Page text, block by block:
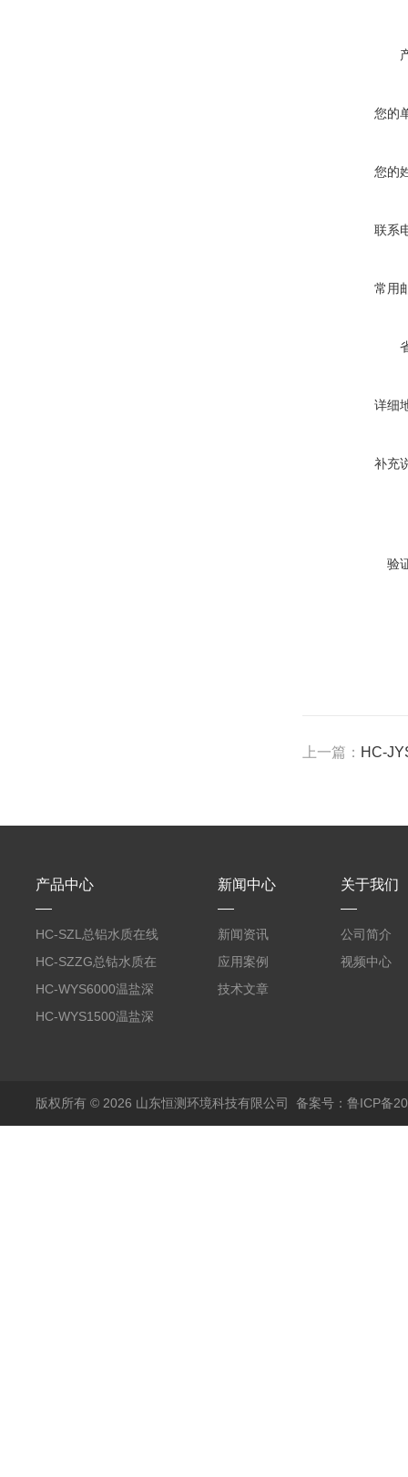
您的
您的
联系
常用
详细
补充
验
上一篇： HC-
产品中心
HC-SZL总铝水质在线
分析仪
HC-SZZG总钴水质在
线分析仪
HC-WYS6000温盐深
分析仪
HC-WYS1500温盐深
新闻中心
新闻资讯
应用案例
技术文章
关于我们
公司简介
视频中心
版权所有 © 2026 山东恒测环境科技有限公司 备案号：鲁ICP备